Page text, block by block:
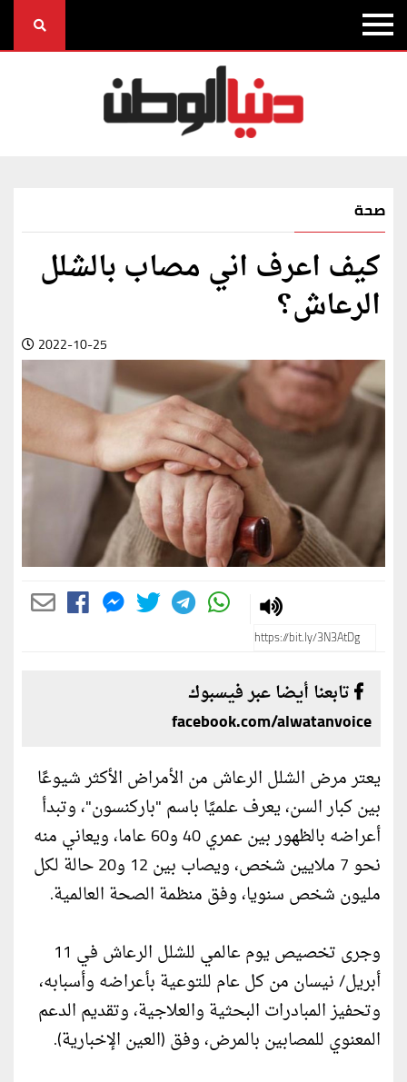
صحة
كيف اعرف اني مصاب بالشلل
الرعاش؟
2022-10-25
تابعنا أيضا عبر فيسبوك
facebook.com/alwatanvoice
يعتر مرض الشلل الرعاش من الأمراض الأكثر شيوعًا
بين كبار السن، يعرف علميًا باسم "باركنسون"، وتبدأ
أعراضه بالظهور بين عمري 40 و60 عاما، ويعاني منه
نحو 7 ملايين شخص، ويصاب بين 12 و20 حالة لكل
مليون شخص سنويا، وفق منظمة الصحة العالمية.
وجرى تخصيص يوم عالمي للشلل الرعاش في 11
أبريل/ نيسان من كل عام للتوعية بأعراضه وأسبابه،
وتحفيز المبادرات البحثية والعلاجية، وتقديم الدعم
المعنوي للمصابين بالمرض، وفق (العين الإخبارية).